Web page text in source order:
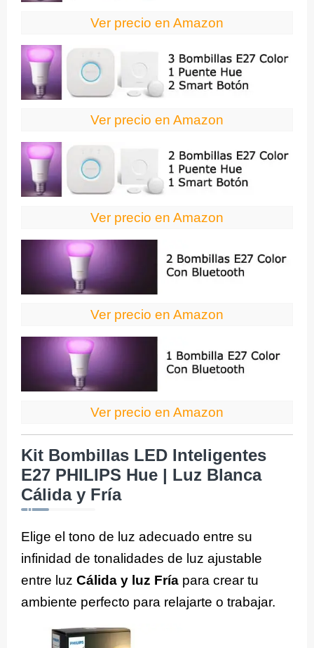
Ver precio en Amazon
Ver precio en Amazon
Ver precio en Amazon
Ver precio en Amazon
Ver precio en Amazon
Kit Bombillas LED Inteligentes
E27 PHILIPS Hue | Luz Blanca
Cálida y Fría
Elige el tono de luz adecuado entre su
infinidad de tonalidades de luz ajustable
entre luz Cálida y luz Fría para crear tu
ambiente perfecto para relajarte o trabajar.